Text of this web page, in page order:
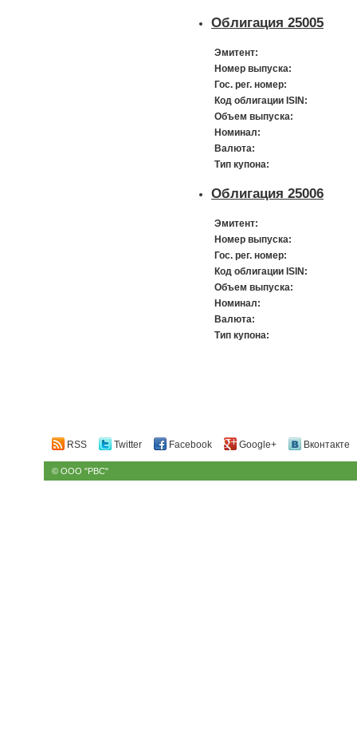
Облигация 25005
Эмитент:
Номер выпуска:
Гос. рег. номер:
Код облигации ISIN:
Объем выпуска:
Номинал:
Валюта:
Тип купона:
Облигация 25006
Эмитент:
Номер выпуска:
Гос. рег. номер:
Код облигации ISIN:
Объем выпуска:
Номинал:
Валюта:
Тип купона:
RSS Twitter Facebook Google+ Вконтакте
© ООО "РВС"